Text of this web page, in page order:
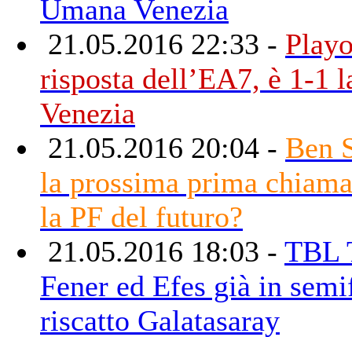
Umana Venezia
21.05.2016 22:33 -
risposta dell’EA7, è 1-1
Venezia
21.05.2016 20:04 - Ben
la prossima prima
la PF del futuro?
21.05.2016 18:03 - TBL
Fener ed Efes già in
riscatto Galatasaray